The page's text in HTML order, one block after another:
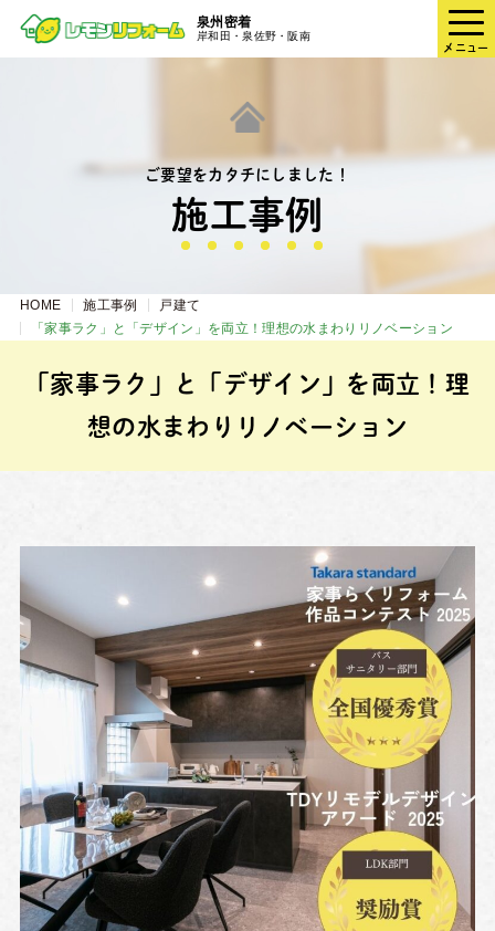
泉州密着
岸和田・泉佐野・阪南
メニュー
ご要望をカタチにしました！
施⼯事例
HOME 施工事例
戸建て
「家事ラク」と「デザイン」を両立！理想の水まわりリノベーション
「家事ラク」と「デザイン」を両立！理
想の水まわりリノベーション